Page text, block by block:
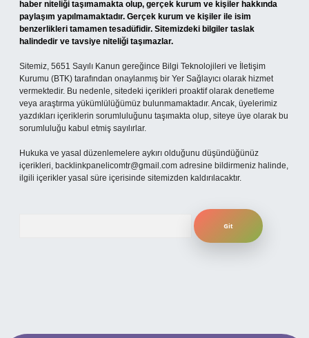
haber niteliği taşımamakta olup, gerçek kurum ve kişiler hakkında
paylaşım yapılmamaktadır. Gerçek kurum ve kişiler ile isim
benzerlikleri tamamen tesadüfidir. Sitemizdeki bilgiler taslak
halindedir ve tavsiye niteliği taşımazlar.
Sitemiz, 5651 Sayılı Kanun gereğince Bilgi Teknolojileri ve İletişim
Kurumu (BTK) tarafından onaylanmış bir Yer Sağlayıcı olarak hizmet
vermektedir. Bu nedenle, sitedeki içerikleri proaktif olarak denetleme
veya araştırma yükümlülüğümüz bulunmamaktadır. Ancak, üyelerimiz
yazdıkları içeriklerin sorumluluğunu taşımakta olup, siteye üye olarak bu
sorumluluğu kabul etmiş sayılırlar.
Hukuka ve yasal düzenlemelere aykırı olduğunu düşündüğünüz
içerikleri, backlinkpanelicomtr@gmail.com adresine bildirmeniz halinde,
ilgili içerikler yasal süre içerisinde sitemizden kaldırılacaktır.